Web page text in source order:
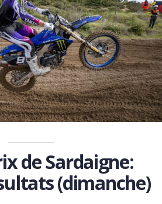
de Sardaigne:
(dimanche)